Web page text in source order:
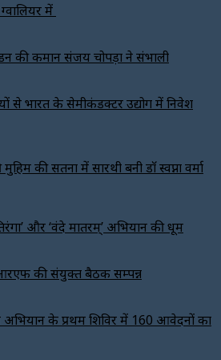
में
की कमान संजय चोपड़ा ने संभाली
से भारत के सेमीकंडक्टर उद्योग में निवेश
की सतना में सारथी बनी डाॅ स्वप्ना वर्मा
और ‘वंदे मातरम्’ अभियान की धूम
की संयुक्त बैठक सम्पन्न
अभियान के प्रथम शिविर में 160 आवेदनों का